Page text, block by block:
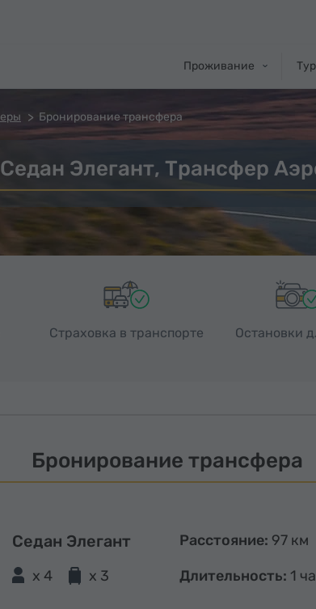
Проживание
Бронирование трансфера
Седан Элегант, Трансфер
Страховка в транспорте Остановки
Бронирование трансфера
Седан Элегант
x 4 x 3
Расстояние: 97 км
Длительность: 1